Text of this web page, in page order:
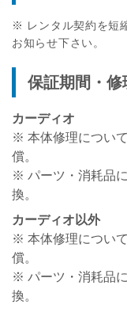
※ レンタル契約を短
お知らせ下さい。
保証期間・
カーディオ
※ 本体修理につい
償。
※ パーツ・消耗品
換。
カーディオ以外
※ 本体修理につい
償。
※ パーツ・消耗品
換。